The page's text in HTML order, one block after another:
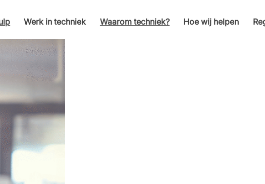
Werk in techniek Waarom techniek? Hoe wij helpen